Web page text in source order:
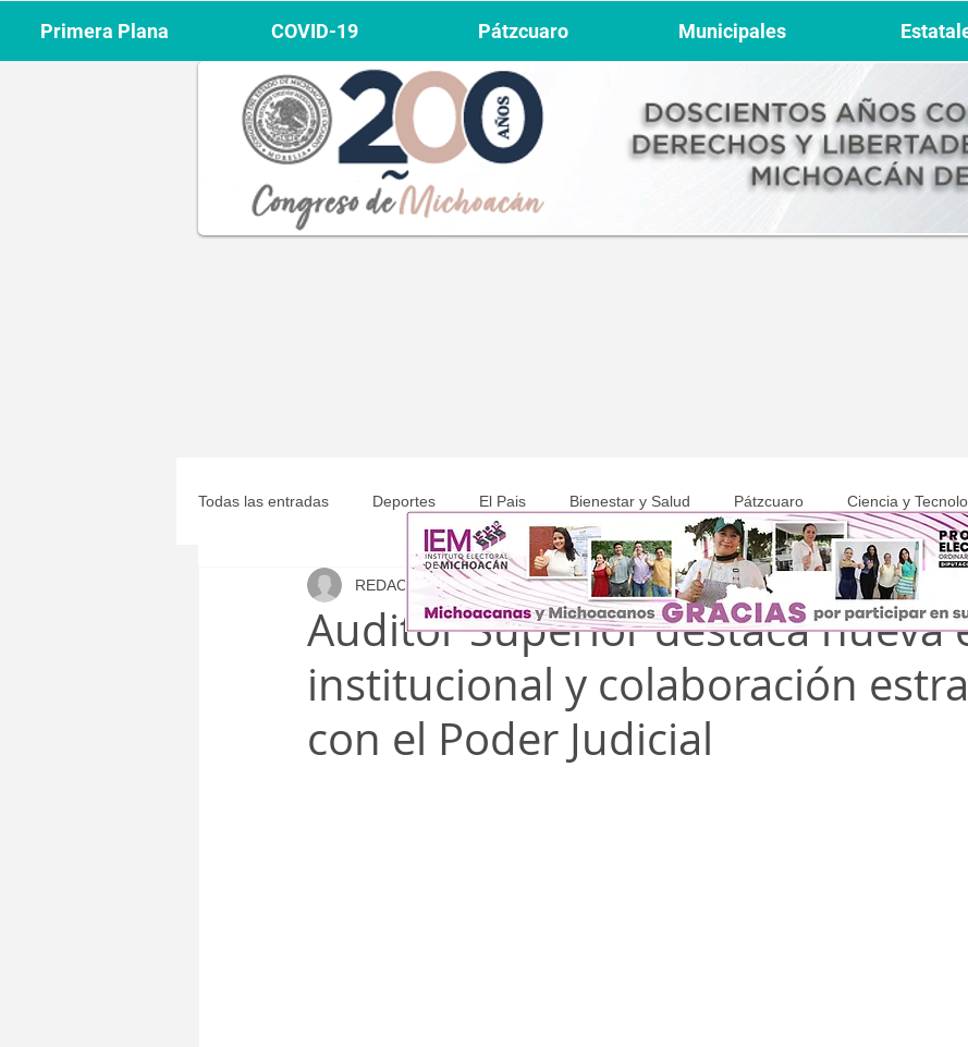
Todas las entradas Deportes El Pais Bienestar y Salud Pátzcuaro Ciencia y
Michoacán Municipales COVID-19
Auditor Superior destaca nueva
institucional y colaboración
con el Poder Judicial
REDACCIÓN 26 nov 2025 2 min de lectura
Primera Plana COVID-19 Pátzcuaro Municipales